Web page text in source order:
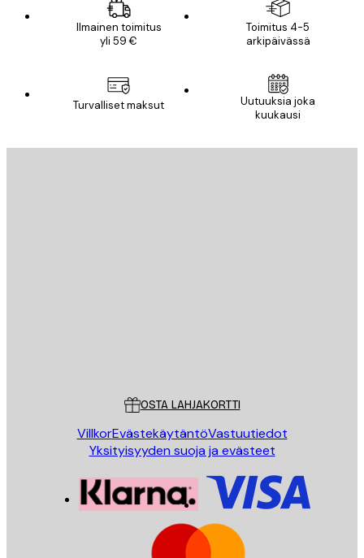
Ilmainen toimitus
yli 59 €
Toimitus 4-5
arkipäivässä
Turvalliset maksut
Uutuuksia joka
kuukausi
OSTA LAHJAKORTTI
VillkorEvästekäytäntöVastuutiedot
Yksityisyyden suoja ja evästeet